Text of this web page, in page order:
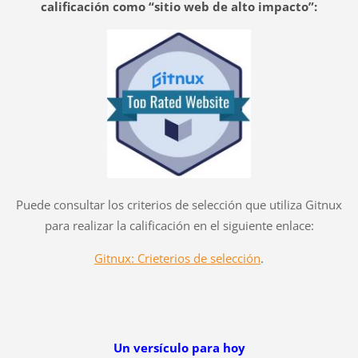
calificación como “sitio web de alto impacto”:
Puede consultar los criterios de selección que utiliza Gitnux
para realizar la calificación en el siguiente enlace:
Gitnux: Crieterios de selección.
Un versículo para hoy